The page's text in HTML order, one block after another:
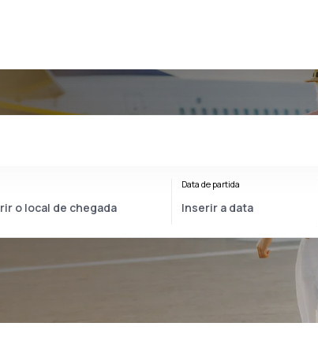
Data de partida